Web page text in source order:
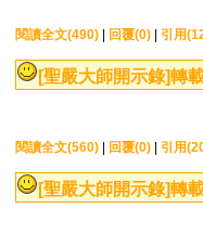
閱讀全文(490) 回覆(0) 引用
[聖嚴大師開示錄]轉
閱讀全文(560) 回覆(0) 引用
[聖嚴大師開示錄]轉